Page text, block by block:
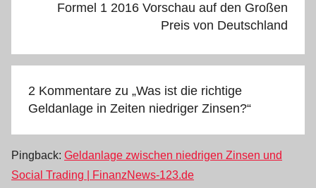
Formel 1 2016 Vorschau auf den Großen
Preis von Deutschland
2 Kommentare zu „Was ist die richtige
Geldanlage in Zeiten niedriger Zinsen?“
Pingback: Geldanlage zwischen niedrigen Zinsen und
Social Trading | FinanzNews-123.de